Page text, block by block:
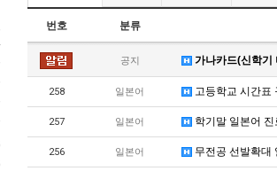
번호 분류
공지 가나카드(신학기
258 일본어 고등학교 시간표
257 일본어 학기말 일본어
256 일본어 무전공 선발확대